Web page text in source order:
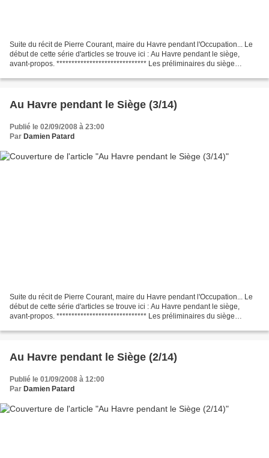
Suite du récit de Pierre Courant, maire du Havre pendant l'Occupation... Le
début de cette série d'articles se trouve ici : Au Havre pendant le siège,
avant-propos. ****************************** Les préliminaires du siège
Au Havre pendant le Siège (3/14)
Publié le 02/09/2008 à 23:00
Par Damien Patard
Suite du récit de Pierre Courant, maire du Havre pendant l'Occupation... Le
début de cette série d'articles se trouve ici : Au Havre pendant le siège,
avant-propos. ****************************** Les préliminaires du siège
Au Havre pendant le Siège (2/14)
Publié le 01/09/2008 à 12:00
Par Damien Patard